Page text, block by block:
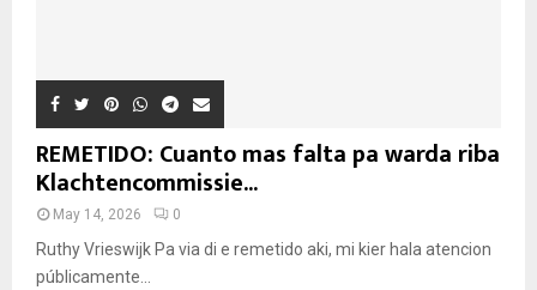
REMETIDO: Cuanto mas falta pa warda riba
Klachtencommissie...
May 14, 2026 0
Ruthy Vrieswijk Pa via di e remetido aki, mi kier hala atencion
públicamente...